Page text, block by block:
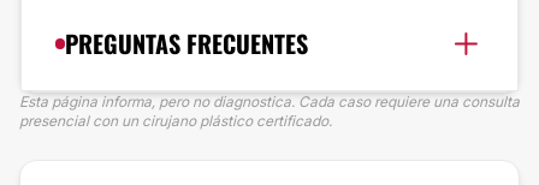
PREGUNTAS FRECUENTES
Esta página informa, pero no diagnostica. Cada caso requiere una consulta
presencial con un cirujano plástico certificado.